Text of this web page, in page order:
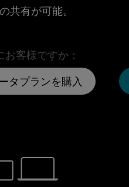
共有が可能。
お客様ですか：
タプランを購入